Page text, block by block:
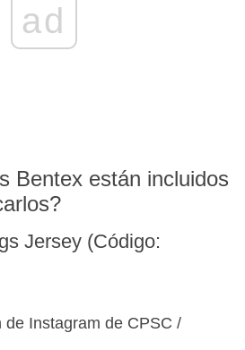
ad
Bentex están incluidos
Jersey (Código:
de Instagram de CPSC /